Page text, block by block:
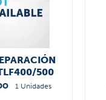
500
1 Unidades